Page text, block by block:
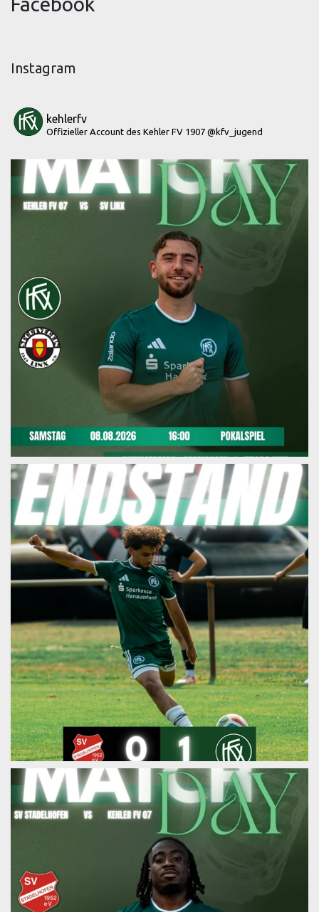
Instagram
kehlerfv
Offizieller Account des Kehler FV 1907 @kfv_jugend